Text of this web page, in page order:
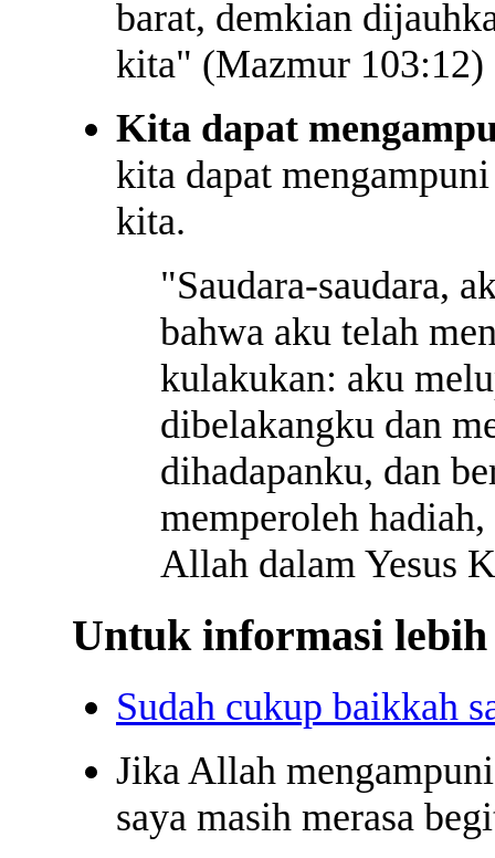
barat, demkian
kita" (Mazmur 103:12)
Kita dapat
kita dapat
kita.
"Saudara-saudara,
bahwa aku telah
kulakukan: aku
dibelakangku dan
dihadapanku, dan
memperoleh
Allah dalam Yesus
Untuk informasi
Sudah cukup baikkah
Jika Allah
saya masih merasa